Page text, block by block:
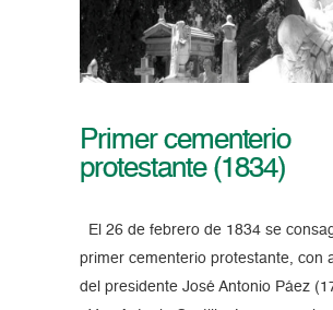
Primer cementerio
protestante (1834)
El 26 de febrero de 1834 se
primer cementerio protestante, con
del presidente José Antonio Páez